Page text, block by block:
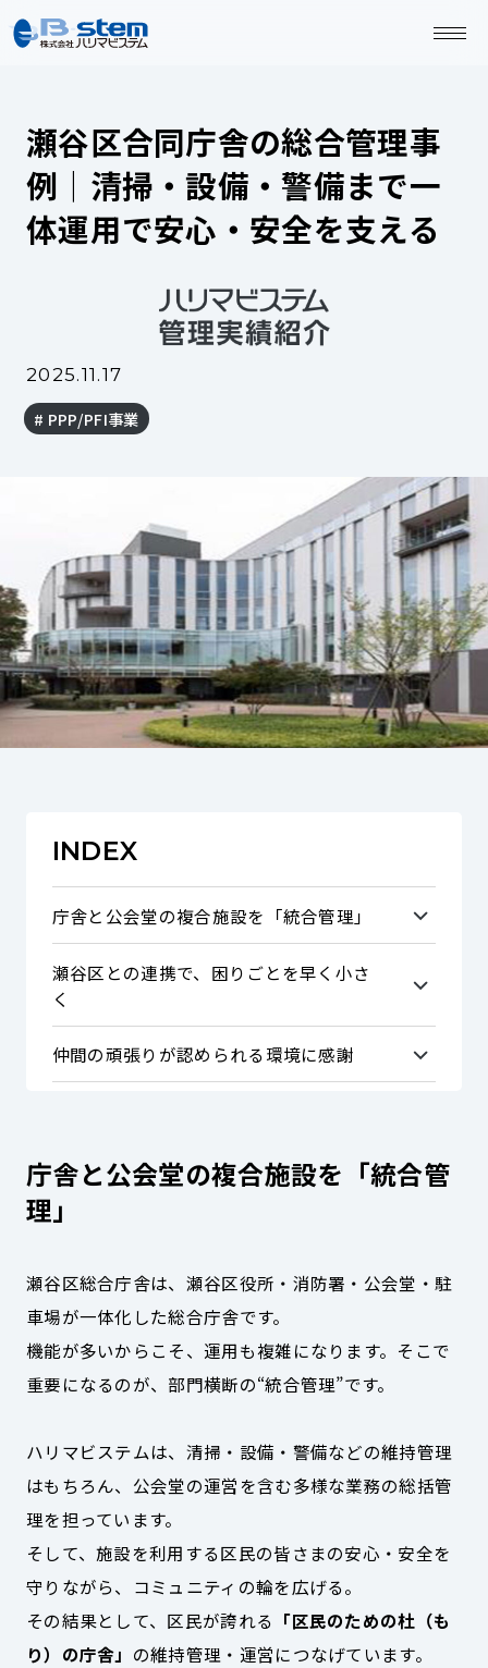
瀬谷区合同庁舎の総合管理事
例｜清掃・設備・警備まで一
体運用で安心・安全を支える
2025.11.17
PPP/PFI事業
INDEX
庁舎と公会堂の複合施設を「統合管理」
瀬谷区との連携で、困りごとを早く小さ
く
仲間の頑張りが認められる環境に感謝
庁舎と公会堂の複合施設を「統合管
理」
瀬谷区総合庁舎は、瀬谷区役所・消防署・公会堂・駐
車場が一体化した総合庁舎です。
機能が多いからこそ、運用も複雑になります。そこで
重要になるのが、部門横断の“統合管理”です。
ハリマビステムは、清掃・設備・警備などの維持管理
はもちろん、公会堂の運営を含む多様な業務の総括管
理を担っています。
そして、施設を利用する区民の皆さまの安心・安全を
守りながら、コミュニティの輪を広げる。
その結果として、区民が誇れる 「区民のための杜（も
り）の庁舎」 の維持管理・運営につなげています。